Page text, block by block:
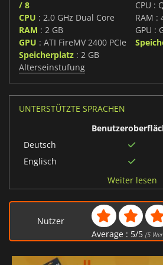
/ 8
CPU : 2.0 GHz Dual Core
RAM : 2 GB
GPU : ATI FireMV 2400 PCIe
Speicherplatz : 2 GB
CPU :
RAM :
GPU :
Alterseinstufung
UNTERSTÜTZTE SPRACHEN
Deutsch
Englisch
Portugiesisch
Russisch
Chinesisch
Weiter lesen
Nutzer
Average : 5/5 (5